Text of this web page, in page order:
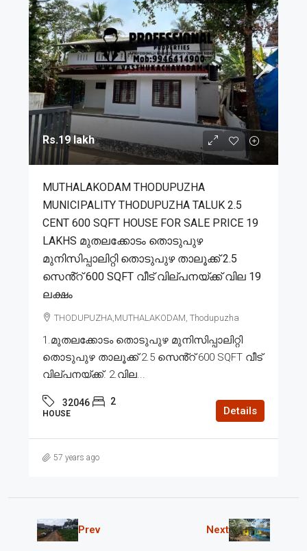
Rs.19 lakh
MUTHALAKODAM THODUPUZHA
MUNICIPALITY THODUPUZHA TALUK 2.5
CENT 600 SQFT HOUSE FOR SALE PRICE 19
LAKHS മുതലക്കോടം തൊടുപുഴ
മുനിസിപ്പാലിറ്റി തൊടുപുഴ താലൂക്ക് 2.5
സെൻ്റ് 600 SQFT വീട് വില്പനയ്ക്ക് വില 19
ലക്ഷം
THODUPUZHA,MUTHALAKODAM, Thodupuzha
1.മുതലക്കോടം തൊടുപുഴ മുനിസിപ്പാലിറ്റി
തൊടുപുഴ താലൂക്ക് 2.5 സെൻ്റ് 600 SQFT വീട്
വില്പനയ്ക്ക്. 2.വില...
32046 2
HOUSE Details
57 years ago
Prev Next